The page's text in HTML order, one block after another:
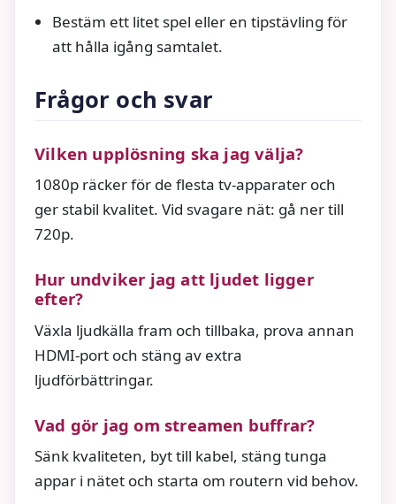
Bestäm ett litet spel eller en tipstävling för
att hålla igång samtalet.
Frågor och svar
Vilken upplösning ska jag välja?
1080p räcker för de flesta tv‑apparater och
ger stabil kvalitet. Vid svagare nät: gå ner till
720p.
Hur undviker jag att ljudet ligger
efter?
Växla ljudkälla fram och tillbaka, prova annan
HDMI‑port och stäng av extra
ljudförbättringar.
Vad gör jag om streamen buffrar?
Sänk kvaliteten, byt till kabel, stäng tunga
appar i nätet och starta om routern vid behov.